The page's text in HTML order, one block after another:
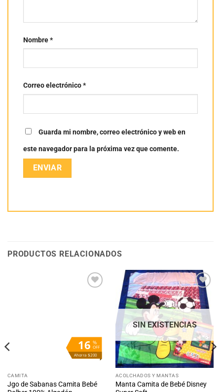
Nombre*
Correo electrónico*
Guarda mi nombre, correo electrónico y web en
este navegador para la próxima vez que comente.
PRODUCTOS RELACIONADOS
%
OFF
16
Ahorra $200
CAMITA
Jgo de Sabanas Camita Bebé
Añadir
a la
lista
deseos
SIN EXISTENCIAS
ACOLCHADOS Y MANTAS
Manta Camita de Bebé Disney